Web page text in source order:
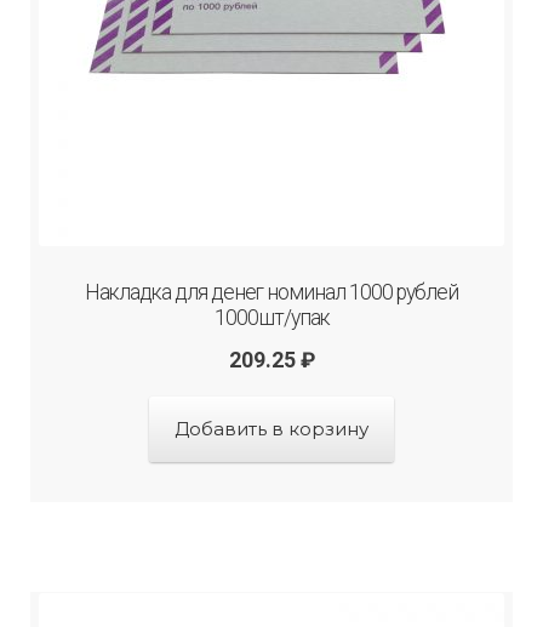
Накладка для денег номинал 1000 рублей
1000шт/упак
209.25 ₽
Добавить в корзину